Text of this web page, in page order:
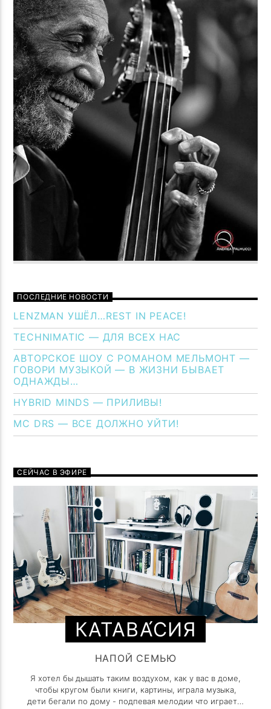
ПОСЛЕДНИЕ НОВОСТИ
LENZMAN УШЁЛ…REST IN PEACE!
TECHNIMATIC — ДЛЯ ВСЕХ НАС
АВТОРСКОЕ ШОУ С РОМАНОМ МЕЛЬМОНТ —
ГОВОРИ МУЗЫКОЙ — В ЖИЗНИ БЫВАЕТ
ОДНАЖДЫ…
HYBRID MINDS — ПРИЛИВЫ!
MC DRS — ВСЕ ДОЛЖНО УЙТИ!
СЕЙЧАС В ЭФИРЕ
КАТАВА́СИЯ
НАПОЙ СЕМЬЮ
Я хотел бы дышать таким воздухом, как у вас в доме,
чтобы кругом были книги, картины, играла музыка,
дети бегали по дому - подпевая мелодии что играет с